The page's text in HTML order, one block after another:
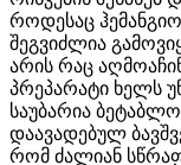
როდესაც
შეგვიძლია
არის რაც
პრეპარატი ხელს
საუბარია
დაავადებულ
რომ ძალიან